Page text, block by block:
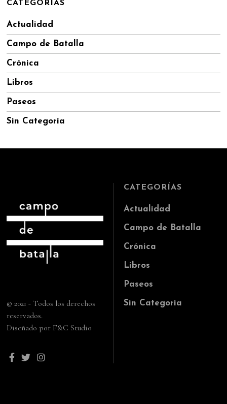
CATEGORÍAS
Actualidad
Campo de Batalla
Crónica
Libros
Paseos
Sin Categoría
© 2021 - Todos los derechos
reservados.
Diseñado por F&C Studio
CATEGORÍAS
Actualidad
Campo de Batalla
Crónica
Libros
Paseos
Sin Categoría